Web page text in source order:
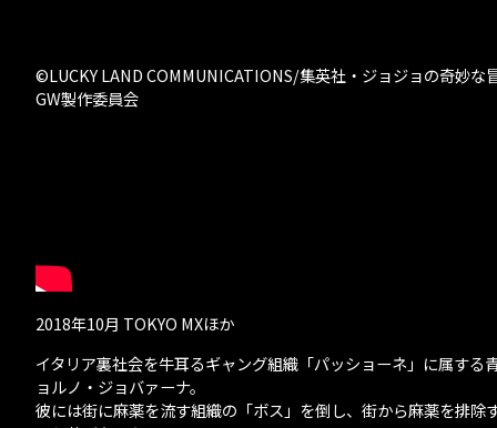
©LUCKY LAND COMMUNICATIONS/集英社・ジョジョの奇妙な
GW製作委員会
2018年10月 TOKYO MXほか
イタリア裏社会を牛耳るギャング組織「パッショーネ」に属する
ョルノ・ジョバァーナ。
彼には街に麻薬を流す組織の「ボス」を倒し、街から麻薬を排除